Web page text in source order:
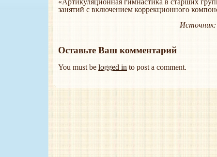
«Артикуляционная гимнастика в старших
занятий с включением коррекционного
Источник:
Оставьте Ваш комментарий
You must be logged in to post a comment.